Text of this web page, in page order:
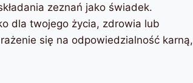
zeznań jako świadek.
dla twojego życia, zdrowia lub
się na odpowiedzialność karną,